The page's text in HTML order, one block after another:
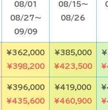
08/01
08/27～
09/09
08/15～
08/26
¥362,000
¥398,200
¥385,000
¥423,500
¥396,000
¥435,600
¥419,000
¥460,900